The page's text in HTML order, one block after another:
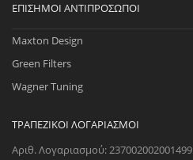
ΕΠΊΣΗΜΟΙ ΑΝΤΙΠΡΌΣΩΠΟΙ
Maxton Design
Green Filters
Wagner Tuning
ΤΡΑΠΕΖΙΚΟΊ ΛΟΓΑΡΙΑΣΜΟΊ
Αριθ. Λογαριασμού: 237002002001499